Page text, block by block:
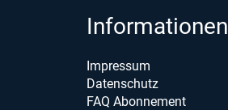
Informationen
Impressum
Datenschutz
FAQ Abonnement